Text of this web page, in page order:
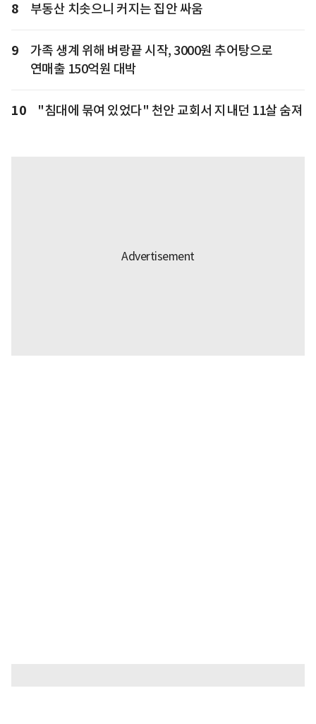
8 부동산 치솟으니 커지는 집안 싸움
9
가족 생계 위해 벼랑끝 시작, 3000원 추어탕으로
연매출 150억원 대박
10 "침대에 묶여 있었다" 천안 교회서 지내던 11살 숨져